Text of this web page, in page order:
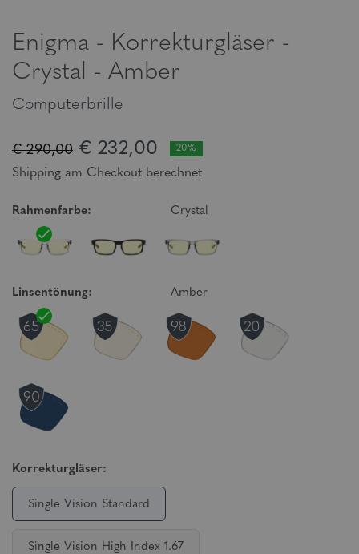
Enigma - Korrekturgläser -
Crystal - Amber
Computerbrille
€ 290,00 € 232,00 20%
Shipping am Checkout berechnet
Rahmenfarbe: Crystal
Linsentönung: Amber
Korrekturgläser:
Single Vision Standard
Single Vision High Index 1.67